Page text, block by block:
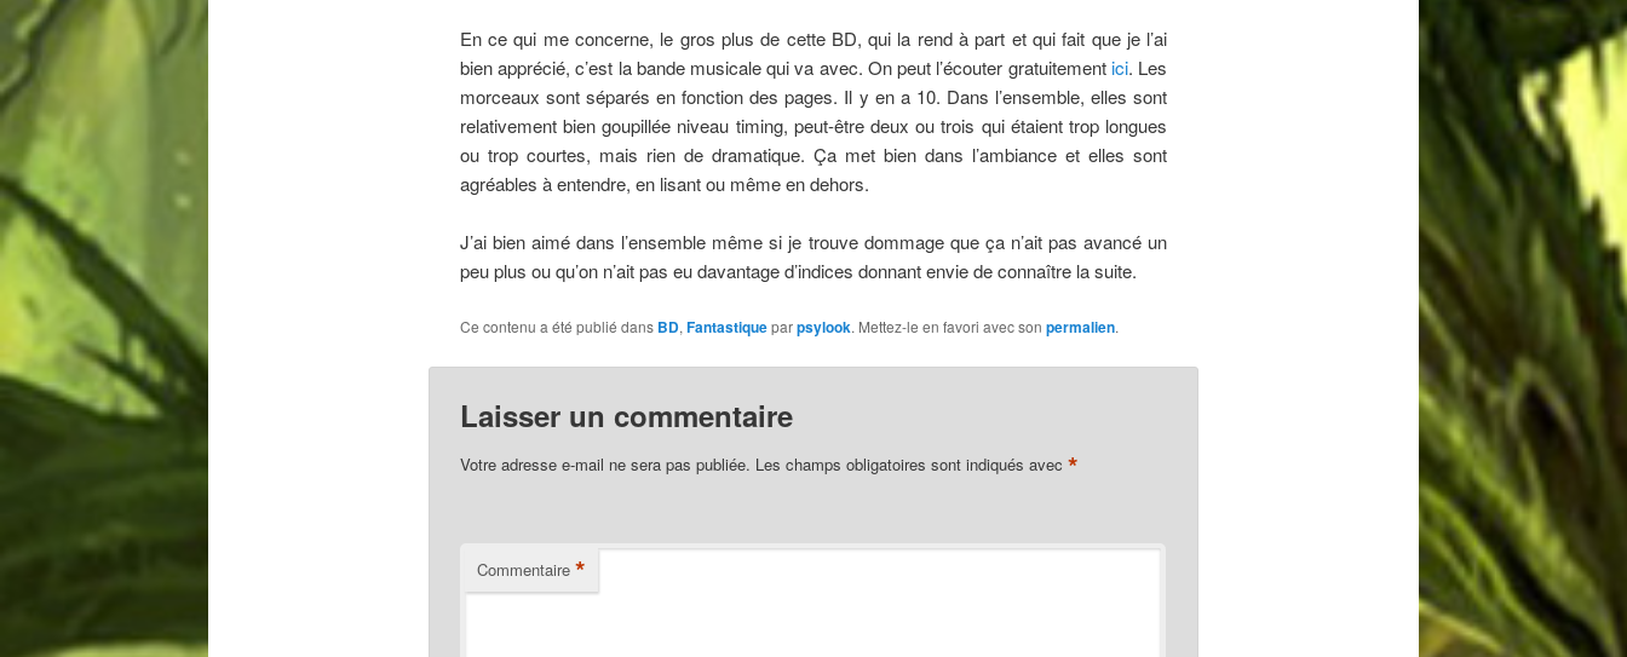
En ce qui me concerne, le gros plus de cette BD, qui la rend à part et qui fait que je l’ai
bien apprécié, c’est la bande musicale qui va avec. On peut l’écouter gratuitementici. Les
morceaux sont séparés en fonction des pages. Il y en a 10. Dans l’ensemble, elles sont
relativement bien goupillée niveau timing, peut-être deux ou trois qui étaient trop longues
ou trop courtes, mais rien de dramatique. Ça met bien dans l’ambiance et elles sont
agréables à entendre, en lisant ou même en dehors.
J’ai bien aimé dans l’ensemble même si je trouve dommage que ça n’ait pas avancé un
peu plus ou qu’on n’ait pas eu davantage d’indices donnant envie de connaître la suite.
Ce contenu a été publié dans BD, Fantastiqueparpsylook. Mettez-le en favori avec son permalien.
Laisser un commentaire
Votre adresse e-mail ne sera pas publiée. Les champs obligatoires sont indiqués avec *
Commentaire *